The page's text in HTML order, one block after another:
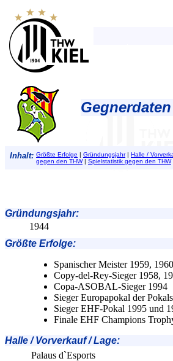
Inhalt: Größte Erfolge | Gründungsjahr| Halle /
gegen den THW| Spielstatistik gegen den THW
Gründungsjahr:
1944
Größte Erfolge:
Spanischer Meister 1959,
Copy-del-Rey-Sieger 1958,
Copa-ASOBAL-Sieger 1994
Sieger Europapokal der
Sieger EHF-Pokal 1995 und
Finale EHF Champions
Halle / Vorverkauf / Lage:
Palaus d`Esports